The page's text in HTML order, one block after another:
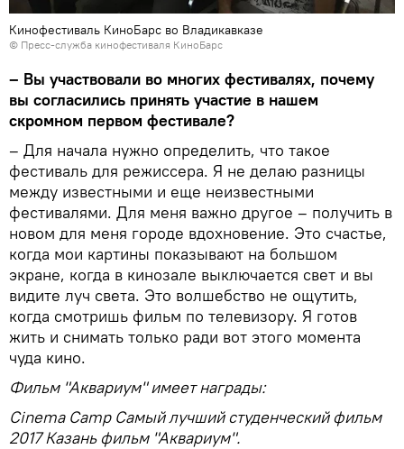
Кинофестиваль КиноБарс во Владикавказе
© Пресс-служба кинофестиваля КиноБарс
– Вы участвовали во многих фестивалях, почему
вы согласились принять участие в нашем
скромном первом фестивале?
– Для начала нужно определить, что такое
фестиваль для режиссера. Я не делаю разницы
между известными и еще неизвестными
фестивалями. Для меня важно другое – получить в
новом для меня городе вдохновение. Это счастье,
когда мои картины показывают на большом
экране, когда в кинозале выключается свет и вы
видите луч света. Это волшебство не ощутить,
когда смотришь фильм по телевизору. Я готов
жить и снимать только ради вот этого момента
чуда кино.
Фильм "Аквариум" имеет награды:
Cinema Camp Самый лучший студенческий фильм
2017 Казань фильм "Аквариум".